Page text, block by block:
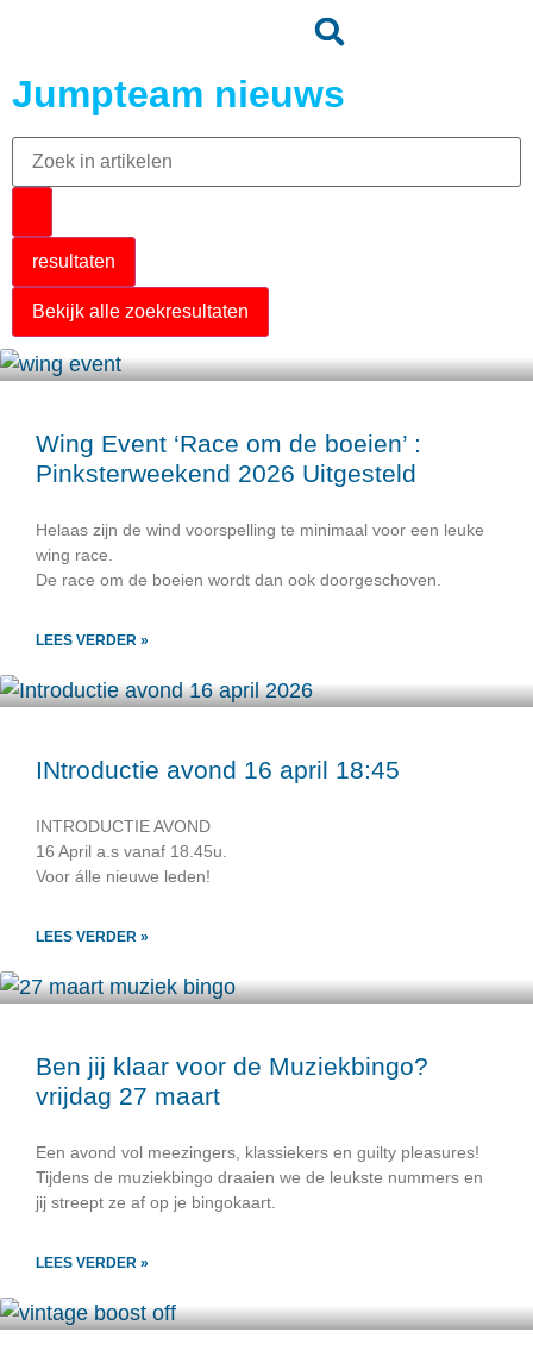
Jumpteam nieuws
resultaten
Bekijk alle zoekresultaten
Wing Event ‘Race om de boeien’ :
Pinksterweekend 2026 Uitgesteld
Helaas zijn de wind voorspelling te minimaal voor een leuke
wing race.
De race om de boeien wordt dan ook doorgeschoven.
LEES VERDER »
INtroductie avond 16 april 18:45
INTRODUCTIE AVOND
16 April a.s vanaf 18.45u.
Voor álle nieuwe leden!
LEES VERDER »
Ben jij klaar voor de Muziekbingo?
vrijdag 27 maart
Een avond vol meezingers, klassiekers en guilty pleasures!
Tijdens de muziekbingo draaien we de leukste nummers en
jij streept ze af op je bingokaart.
LEES VERDER »